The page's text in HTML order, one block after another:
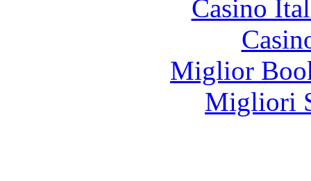
Casino
Miglior
Migliori